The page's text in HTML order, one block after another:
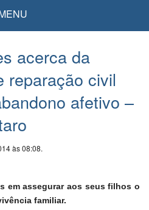
acerca da
reparação civil
afetivo –
às 08:08.
em assegurar aos seus filhos o
familiar.